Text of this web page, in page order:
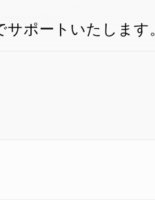
ポートいたします。